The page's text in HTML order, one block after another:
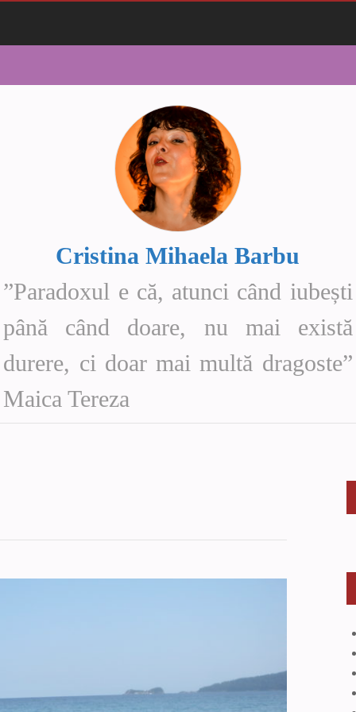
Cristina Mihaela Barbu
”Paradoxul e că, atunci când iubești
până când doare, nu mai există
durere, ci doar mai multă dragoste”
Maica Tereza